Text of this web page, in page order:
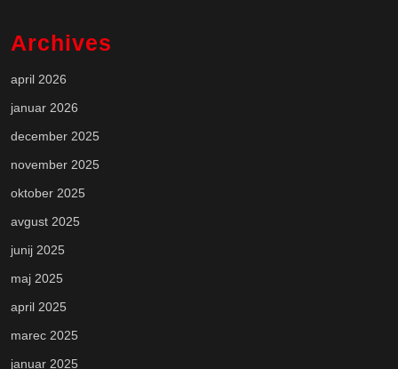
Archives
april 2026
januar 2026
december 2025
november 2025
oktober 2025
avgust 2025
junij 2025
maj 2025
april 2025
marec 2025
januar 2025